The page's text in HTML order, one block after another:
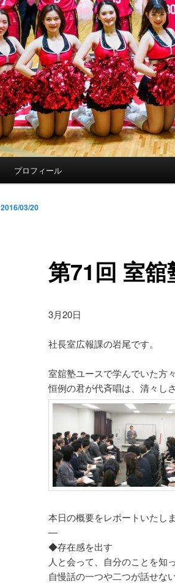
プロフィール
第71回 室舘
2016/03/20
3月20日
社長室広報課の岩尾です。
室舘塾ユースで学んでいた方
恒例の君が代斉唱は、清々し
本日の概要をレポートいたしま
—
◆存在感を出す
人と会って、自分のことを知
自慢話の一つや二つが話せな